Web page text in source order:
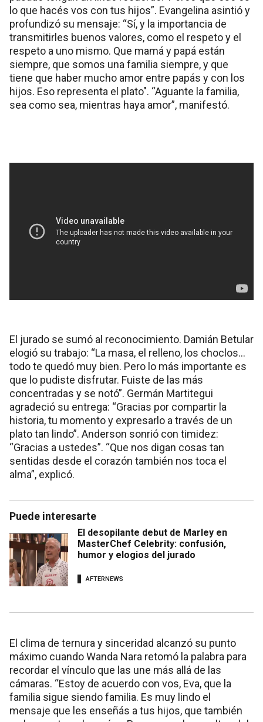
lo que hacés vos con tus hijos”. Evangelina asintió y
profundizó su mensaje: “Sí, y la importancia de
transmitirles buenos valores, como el respeto y el
respeto a uno mismo. Que mamá y papá están
siempre, que somos una familia siempre, y que
tiene que haber mucho amor entre papás y con los
hijos. Eso representa el plato". “Aguante la familia,
sea como sea, mientras haya amor”, manifestó.
El jurado se sumó al reconocimiento. Damián Betular
elogió su trabajo: “La masa, el relleno, los choclos...
todo te quedó muy bien. Pero lo más importante es
que lo pudiste disfrutar. Fuiste de las más
concentradas y se notó”. Germán Martitegui
agradeció su entrega: “Gracias por compartir la
historia, tu momento y expresarlo a través de un
plato tan lindo”. Anderson sonrió con timidez:
“Gracias a ustedes”. “Que nos digan cosas tan
sentidas desde el corazón también nos toca el
alma”, explicó.
Puede interesarte
El desopilante debut de Marley en
MasterChef Celebrity: confusión,
humor y elogios del jurado
AFTERNEWS
El clima de ternura y sinceridad alcanzó su punto
máximo cuando Wanda Nara retomó la palabra para
recordar el vínculo que las une más allá de las
cámaras. “Estoy de acuerdo con vos, Eva, que la
familia sigue siendo familia. Es muy lindo el
mensaje que les enseñás a tus hijos, que también